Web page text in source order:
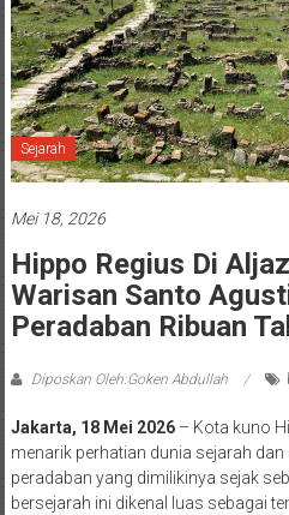
Sejarah
Mei 18, 2026
Hippo Regius Di
Warisan Santo
Peradaban Ribuan
Diposkan Oleh:Goken Abdullah
Jakarta, 18 Mei 2026– Kota kuno
menarik perhatian dunia sejarah
peradaban yang dimilikinya sejak
bersejarah ini dikenal luas sebagai